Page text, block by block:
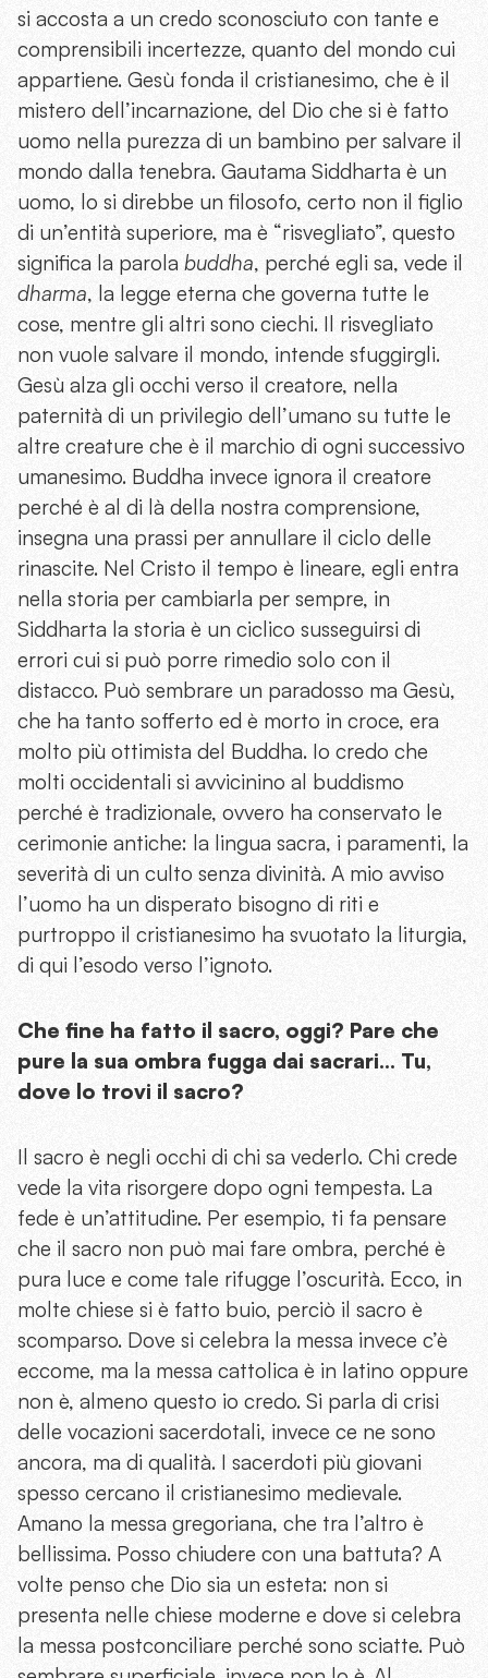
si accosta a un credo sconosciuto con tante e
comprensibili incertezze, quanto del mondo cui
appartiene. Gesù fonda il cristianesimo, che è il
mistero dell’incarnazione, del Dio che si è fatto
uomo nella purezza di un bambino per salvare il
mondo dalla tenebra. Gautama Siddharta è un
uomo, lo si direbbe un filosofo, certo non il figlio
di un’entità superiore, ma è “risvegliato”, questo
significa la parola buddha, perché egli sa, vede il
dharma, la legge eterna che governa tutte le
cose, mentre gli altri sono ciechi. Il risvegliato
non vuole salvare il mondo, intende sfuggirgli.
Gesù alza gli occhi verso il creatore, nella
paternità di un privilegio dell’umano su tutte le
altre creature che è il marchio di ogni successivo
umanesimo. Buddha invece ignora il creatore
perché è al di là della nostra comprensione,
insegna una prassi per annullare il ciclo delle
rinascite. Nel Cristo il tempo è lineare, egli entra
nella storia per cambiarla per sempre, in
Siddharta la storia è un ciclico susseguirsi di
errori cui si può porre rimedio solo con il
distacco. Può sembrare un paradosso ma Gesù,
che ha tanto sofferto ed è morto in croce, era
molto più ottimista del Buddha. Io credo che
molti occidentali si avvicinino al buddismo
perché è tradizionale, ovvero ha conservato le
cerimonie antiche: la lingua sacra, i paramenti, la
severità di un culto senza divinità. A mio avviso
l’uomo ha un disperato bisogno di riti e
purtroppo il cristianesimo ha svuotato la liturgia,
di qui l’esodo verso l’ignoto.
Che fine ha fatto il sacro, oggi? Pare che
pure la sua ombra fugga dai sacrari… Tu,
dove lo trovi il sacro?
Il sacro è negli occhi di chi sa vederlo. Chi crede
vede la vita risorgere dopo ogni tempesta. La
fede è un’attitudine. Per esempio, ti fa pensare
che il sacro non può mai fare ombra, perché è
pura luce e come tale rifugge l’oscurità. Ecco, in
molte chiese si è fatto buio, perciò il sacro è
scomparso. Dove si celebra la messa invece c’è
eccome, ma la messa cattolica è in latino oppure
non è, almeno questo io credo. Si parla di crisi
delle vocazioni sacerdotali, invece ce ne sono
ancora, ma di qualità. I sacerdoti più giovani
spesso cercano il cristianesimo medievale.
Amano la messa gregoriana, che tra l’altro è
bellissima. Posso chiudere con una battuta? A
volte penso che Dio sia un esteta: non si
presenta nelle chiese moderne e dove si celebra
la messa postconciliare perché sono sciatte. Può